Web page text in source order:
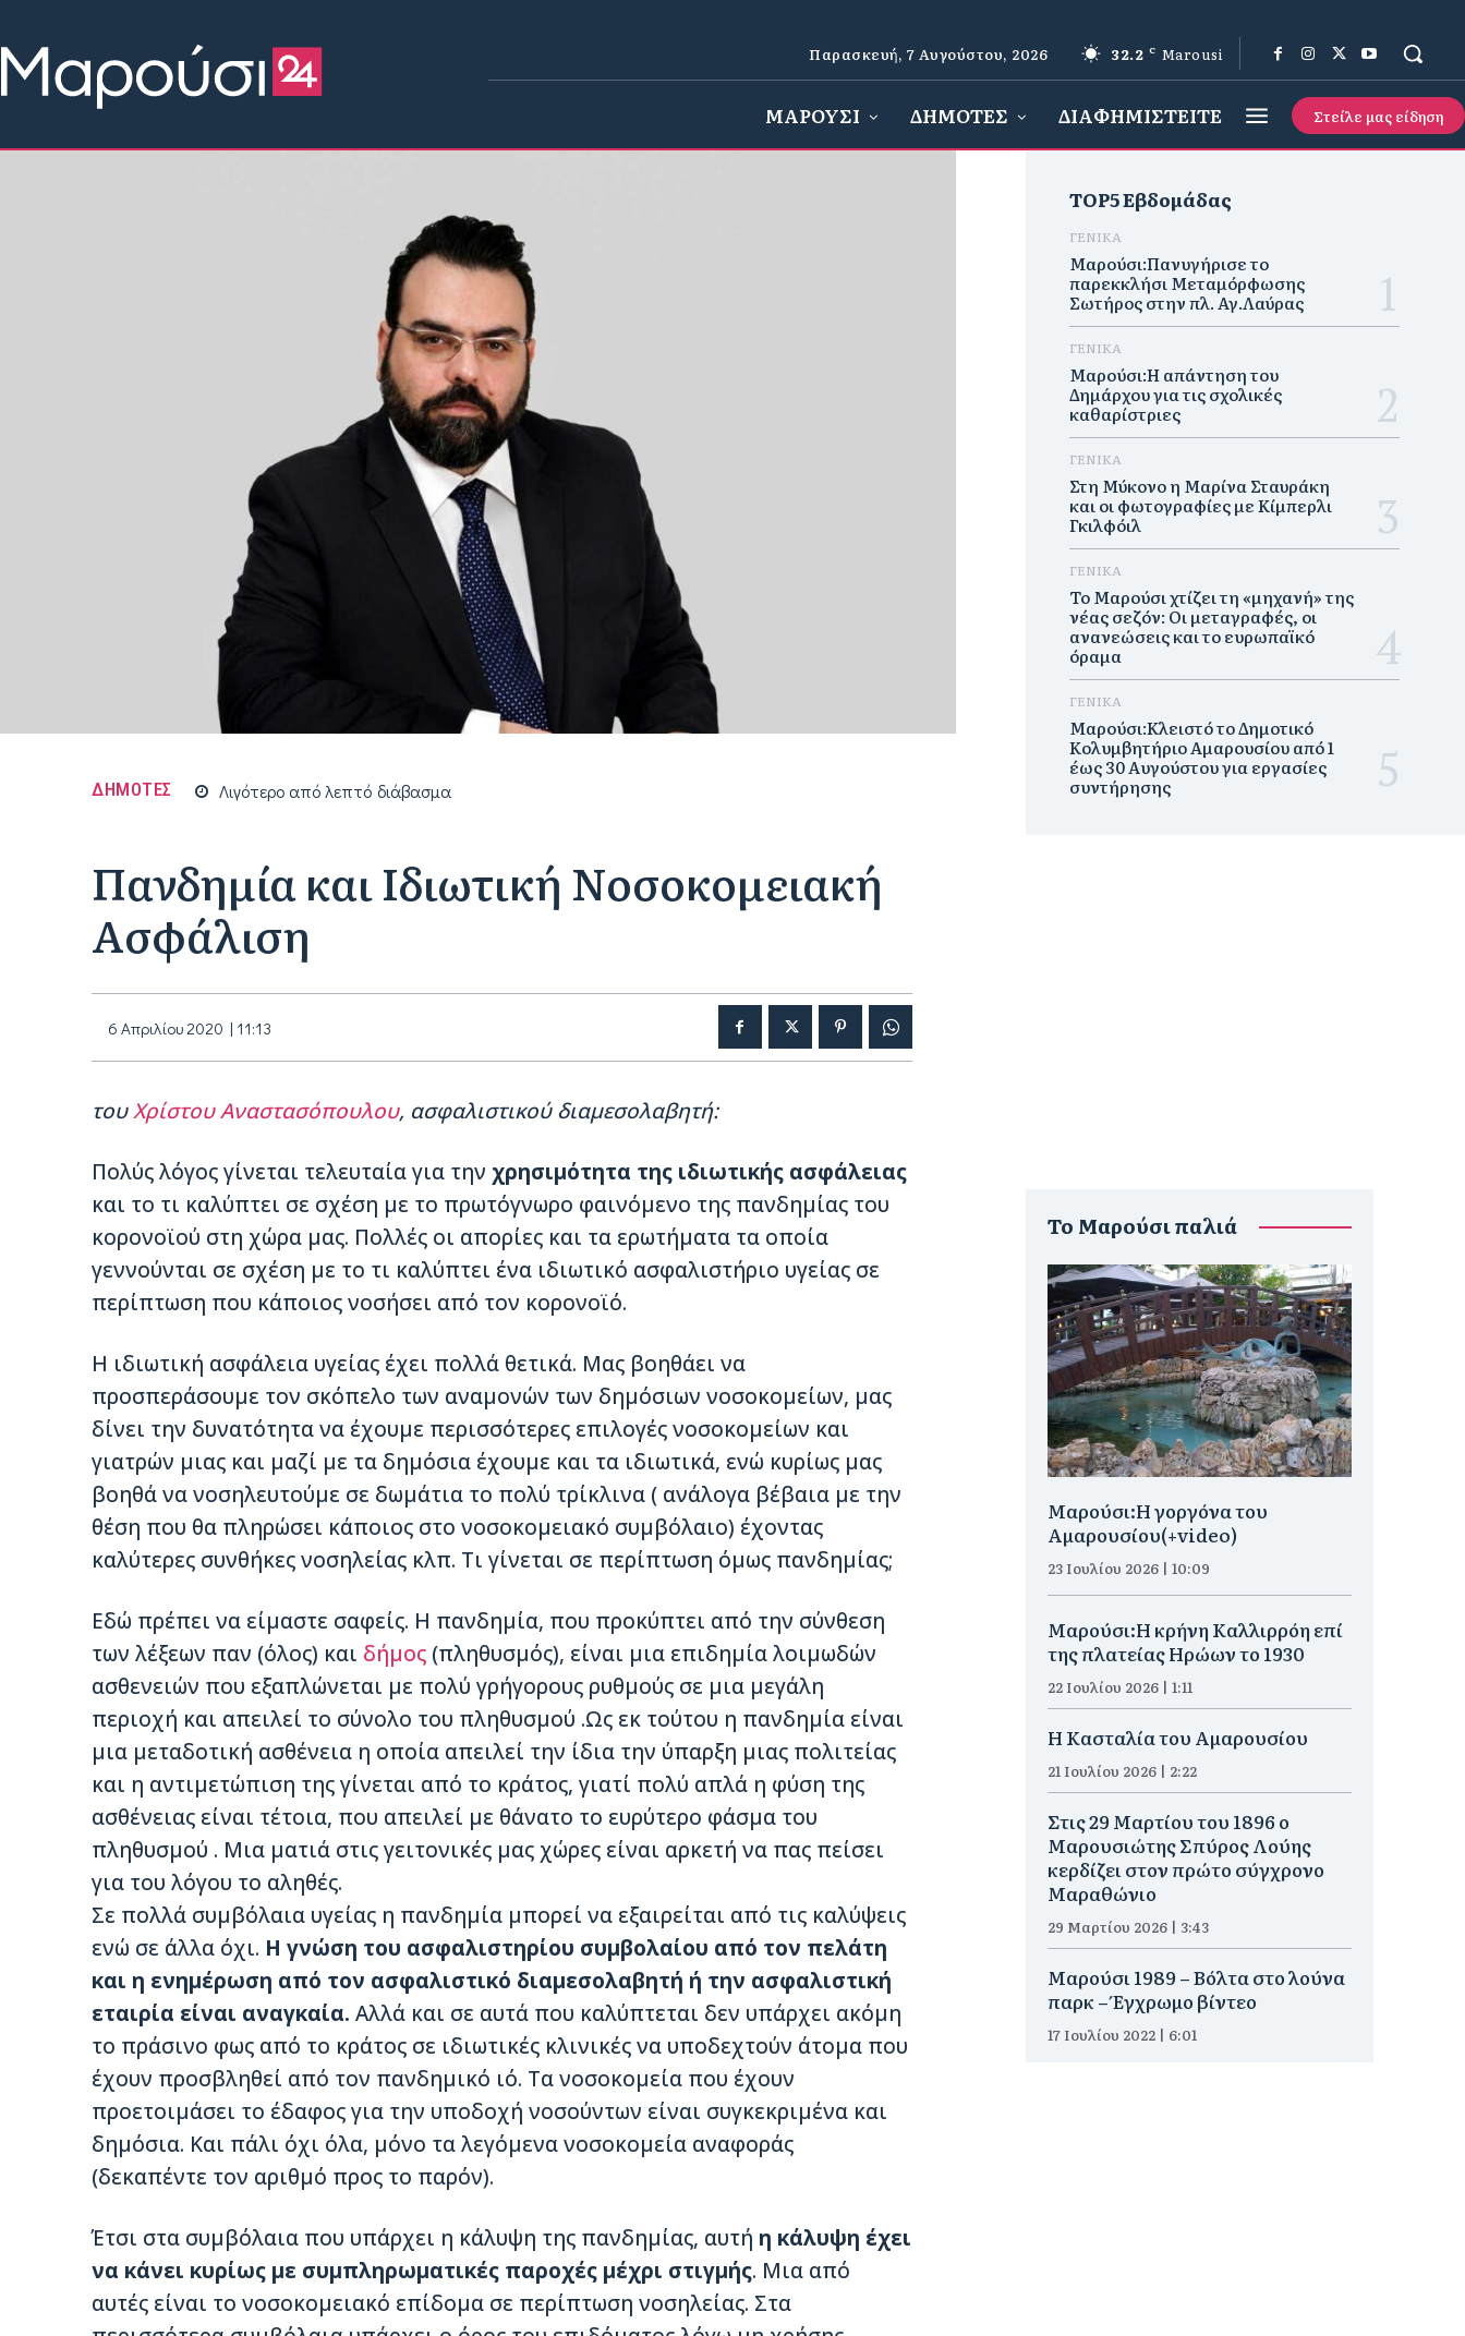
Παρασκευή, 7 Αυγούστου, 2026 32.2 C Marousi
ΜΑΡΟΥΣΙ ΔΗΜΟΤΕΣ ΔΙΑΦΗΜΙΣΤΕΙΤΕ Στείλε μας είδηση
ΔΗΜΟΤΕΣ Λιγότερο απόλεπτό διάβασμα
Πανδημία και Ιδιωτική Νοσοκομειακή
Ασφάλιση
6 Απριλίου 2020 | 11:13
τουΧρίστου Αναστασόπουλου, ασφαλιστικού διαμεσολαβητή:
Πολύς λόγος γίνεται τελευταία για την χρησιμότητα της ιδιωτικής ασφάλειας
και το τι καλύπτει σε σχέση με το πρωτόγνωρο φαινόμενο της πανδημίας του
κορονοϊού στη χώρα μας. Πολλές οι απορίες και τα ερωτήματα τα οποία
γεννούνται σε σχέση με το τι καλύπτει ένα ιδιωτικό ασφαλιστήριο υγείας σε
περίπτωση που κάποιος νοσήσει από τον κορονοϊό.
Η ιδιωτική ασφάλεια υγείας έχει πολλά θετικά. Μας βοηθάει να
προσπεράσουμε τον σκόπελο των αναμονών των δημόσιων νοσοκομείων, μας
δίνει την δυνατότητα να έχουμε περισσότερες επιλογές νοσοκομείων και
γιατρών μιας και μαζί με τα δημόσια έχουμε και τα ιδιωτικά, ενώ κυρίως μας
βοηθά να νοσηλευτούμε σε δωμάτια το πολύ τρίκλινα ( ανάλογα βέβαια με την
θέση που θα πληρώσει κάποιος στο νοσοκομειακό συμβόλαιο) έχοντας
καλύτερες συνθήκες νοσηλείας κλπ. Τι γίνεται σε περίπτωση όμως πανδημίας;
Εδώ πρέπει να είμαστε σαφείς. Η πανδημία, που προκύπτει από την σύνθεση
των λέξεων παν (όλος) και δήμος (πληθυσμός), είναι μια επιδημία λοιμωδών
ασθενειών που εξαπλώνεται με πολύ γρήγορους ρυθμούς σε μια μεγάλη
περιοχή και απειλεί το σύνολο του πληθυσμού .Ως εκ τούτου η πανδημία είναι
μια μεταδοτική ασθένεια η οποία απειλεί την ίδια την ύπαρξη μιας πολιτείας
και η αντιμετώπιση της γίνεται από το κράτος, γιατί πολύ απλά η φύση της
ασθένειας είναι τέτοια, που απειλεί με θάνατο το ευρύτερο φάσμα του
πληθυσμού . Μια ματιά στις γειτονικές μας χώρες είναι αρκετή να πας πείσει
για του λόγου το αληθές.
Σε πολλά συμβόλαια υγείας η πανδημία μπορεί να εξαιρείται από τις καλύψεις
ενώ σε άλλα όχι. Η γνώση του ασφαλιστηρίου συμβολαίου από τον πελάτη
και η ενημέρωση από τον ασφαλιστικό διαμεσολαβητή ή την ασφαλιστική
εταιρία είναι αναγκαία. Αλλά και σε αυτά που καλύπτεται δεν υπάρχει ακόμη
το πράσινο φως από το κράτος σε ιδιωτικές κλινικές να υποδεχτούν άτομα που
έχουν προσβληθεί από τον πανδημικό ιό. Τα νοσοκομεία που έχουν
προετοιμάσει το έδαφος για την υποδοχή νοσούντων είναι συγκεκριμένα και
δημόσια. Και πάλι όχι όλα, μόνο τα λεγόμενα νοσοκομεία αναφοράς
(δεκαπέντε τον αριθμό προς το παρόν).
Έτσι στα συμβόλαια που υπάρχει η κάλυψη της πανδημίας, αυτή η κάλυψη έχει
να κάνει κυρίως με συμπληρωματικές παροχές μέχρι στιγμής. Μια από
αυτές είναι το νοσοκομειακό επίδομα σε περίπτωση νοσηλείας. Στα
TOP5 Εβδομάδας
ΓΕΝΙΚΑ
Μαρούσι:Πανυγήρισε το
παρεκκλήσι Μεταμόρφωσης
Σωτήρος στην πλ. Αγ.Λαύρας
ΓΕΝΙΚΑ
Μαρούσι:Η απάντηση του
Δημάρχου για τις σχολικές
καθαρίστριες
ΓΕΝΙΚΑ
Στη Μύκονο η Μαρίνα Σταυράκη
και οι φωτογραφίες με Κίμπερλι
Γκιλφόιλ
ΓΕΝΙΚΑ
Το Μαρούσι χτίζει τη «μηχανή» της
νέας σεζόν: Οι μεταγραφές, οι
ανανεώσεις και το ευρωπαϊκό
όραμα
ΓΕΝΙΚΑ
Μαρούσι:Κλειστό το Δημοτικό
Κολυμβητήριο Αμαρουσίου από 1
έως 30 Αυγούστου για εργασίες
συντήρησης
To Μαρούσι παλιά
Μαρούσι:H γοργόνα του
Αμαρουσίου(+video)
23 Ιουλίου 2026 | 10:09
Μαρούσι:Η κρήνη Καλλιρρόη επί
της πλατείας Ηρώων το 1930
22 Ιουλίου 2026 | 1:11
Η Κασταλία του Αμαρουσίου
21 Ιουλίου 2026 | 2:22
Στις 29 Μαρτίου του 1896 ο
Μαρουσιώτης Σπύρος Λούης
κερδίζει στον πρώτο σύγχρονο
Μαραθώνιο
29 Μαρτίου 2026 | 3:43
Μαρούσι 1989 – Βόλτα στο λούνα
παρκ – Έγχρωμο βίντεο
17 Ιουλίου 2022 | 6:01